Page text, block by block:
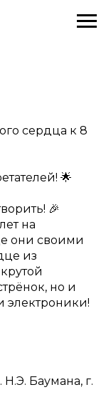
сердца к 8
🌟
🎉
на
они своими
из
но и
Баумана, г.